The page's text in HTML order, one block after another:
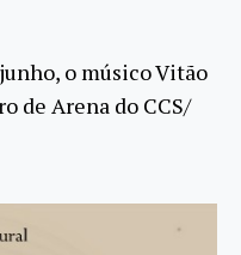
o músico Vitão
de Arena do CCS/